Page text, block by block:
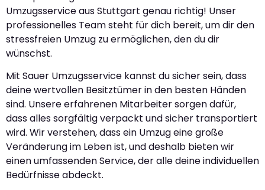
Umzugsservice aus Stuttgart genau richtig! Unser
professionelles Team steht für dich bereit, um dir den
stressfreien Umzug zu ermöglichen, den du dir
wünschst.
Mit Sauer Umzugsservice kannst du sicher sein, dass
deine wertvollen Besitztümer in den besten Händen
sind. Unsere erfahrenen Mitarbeiter sorgen dafür,
dass alles sorgfältig verpackt und sicher transportiert
wird. Wir verstehen, dass ein Umzug eine große
Veränderung im Leben ist, und deshalb bieten wir
einen umfassenden Service, der alle deine individuellen
Bedürfnisse abdeckt.